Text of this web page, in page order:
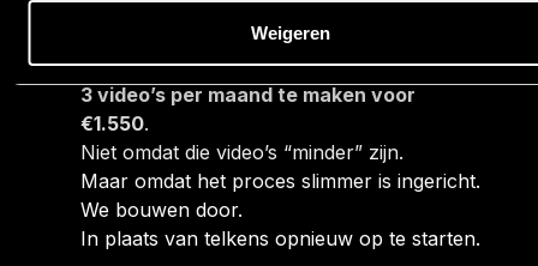
Weigeren
Daarom is het mogelijk om bijvoorbeeld
3 video’s per maand te maken voor
€1.550.
Niet omdat die video’s “minder” zijn.
Maar omdat het proces slimmer is ingericht.
We bouwen door.
In plaats van telkens opnieuw op te starten.